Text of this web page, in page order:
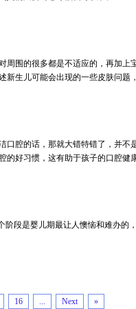
周围的很多都是不适应的，再加上
生儿可能会出现的一些皮肤问题
口腔的话，那就大错特错了，并不
好习惯，这有助于孩子的口腔健康
段是婴儿期最让人懊恼和难办的
16 ... Next »